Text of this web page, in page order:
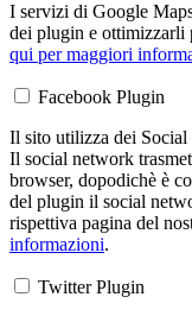
I servizi di Google
dei plugin e ottimizzarli
qui per maggiori
Facebook Plugin
Il sito utilizza dei
Il social network
browser, dopodichè è
del plugin il social
rispettiva pagina del
informazioni.
Twitter Plugin